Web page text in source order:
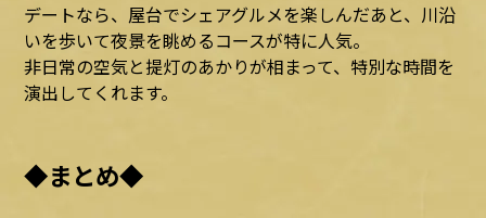
デートなら、屋台でシェアグルメを楽しんだあと、川沿
いを歩いて夜景を眺めるコースが特に人気。
非日常の空気と提灯のあかりが相まって、特別な時間を
演出してくれます。
◆まとめ◆